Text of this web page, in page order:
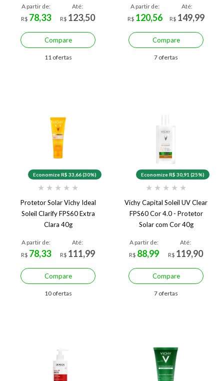
A partir de:
R$ 78,33
Até:
R$ 123,50
Compare
11 ofertas
A partir de:
R$ 120,56
Até:
R$ 149,99
Compare
7 ofertas
Economize R$ 33,66 (30%)
★ ★ ★ ★ ★
Protetor Solar Vichy Ideal
Soleil Clarify FPS60 Extra
Clara 40g
A partir de:
R$ 78,33
Até:
R$ 111,99
Compare
10 ofertas
Economize R$ 30,91 (25%)
★ ★ ★ ★ ★
Vichy Capital Soleil UV Clear
FPS60 Cor 4.0 - Protetor
Solar com Cor 40g
A partir de:
R$ 88,99
Até:
R$ 119,90
Compare
7 ofertas